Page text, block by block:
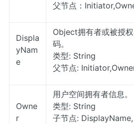
父节点：
Displa
yNam
e
Object拥有者或被授
码。
类型: String
父节点:
Owne
r
用户空间拥有者信息。
类型: String
子节点: